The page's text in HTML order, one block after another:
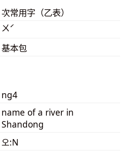
次常用字（乙表）
ㄨˊ
基本包
ng4
name of a river in
Shandong
오:N